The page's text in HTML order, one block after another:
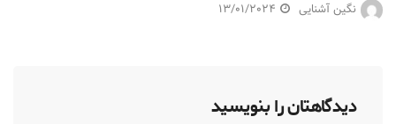
نگین آشنایی 13/01/2024
دیدگاهتان را بنویسید